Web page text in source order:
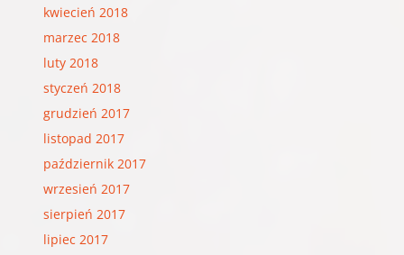
kwiecień 2018
marzec 2018
luty 2018
styczeń 2018
grudzień 2017
listopad 2017
październik 2017
wrzesień 2017
sierpień 2017
lipiec 2017